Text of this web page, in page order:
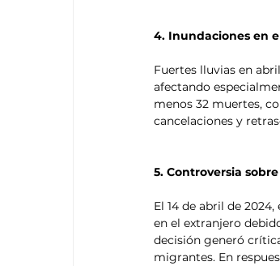
4. Inundaciones en
Fuertes lluvias en
afectando
menos 32 muertes,
cancelaciones y
5. Controversia
​El 14 de abril de
en el extranjero
decisión generó
migrantes. En